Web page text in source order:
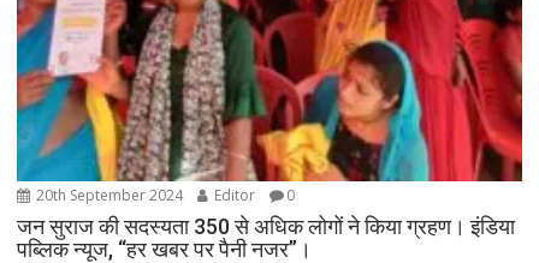
20th September 2024 Editor 0
जन सुराज की सदस्यता 350 से अधिक लोगों ने किया ग्रहण। इंडिया
पब्लिक न्यूज, “हर खबर पर पैनी नजर”।